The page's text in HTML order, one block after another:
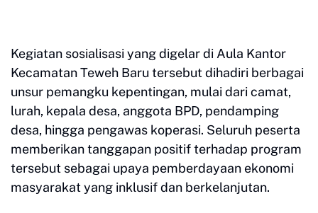
Kegiatan sosialisasi yang digelar di Aula Kantor
Kecamatan Teweh Baru tersebut dihadiri berbagai
unsur pemangku kepentingan, mulai dari camat,
lurah, kepala desa, anggota BPD, pendamping
desa, hingga pengawas koperasi. Seluruh peserta
memberikan tanggapan positif terhadap program
tersebut sebagai upaya pemberdayaan ekonomi
masyarakat yang inklusif dan berkelanjutan.